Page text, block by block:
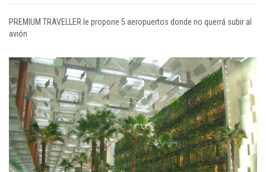
PREMIUM TRAVELLER le propone 5 aeropuertos donde no querrá subir al
avión